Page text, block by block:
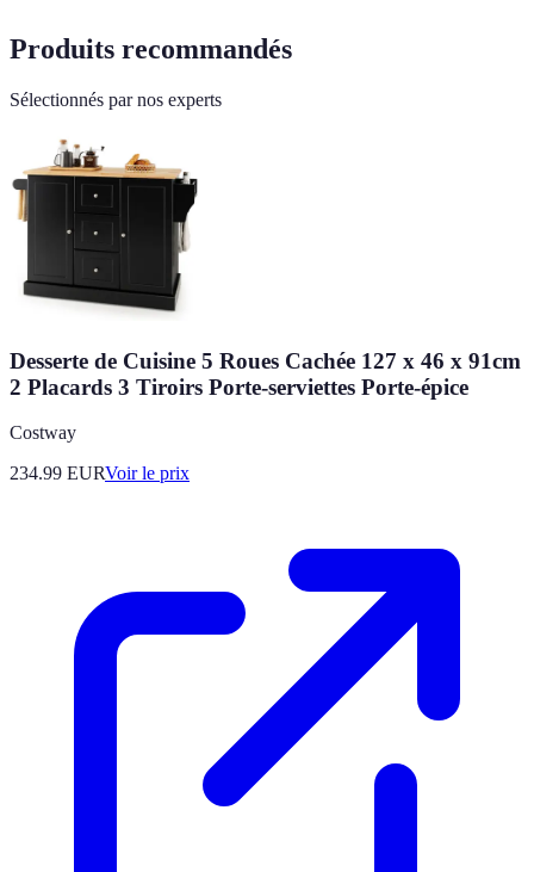
Produits recommandés
Sélectionnés par nos experts
Desserte de Cuisine 5 Roues Cachée 127 x 46 x 91cm
2 Placards 3 Tiroirs Porte-serviettes Porte-épice
Costway
234.99 EURVoir le prix